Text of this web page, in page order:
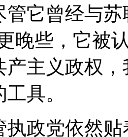
管它曾经与
晚些，它被
产主义政权
具。
执政党依然